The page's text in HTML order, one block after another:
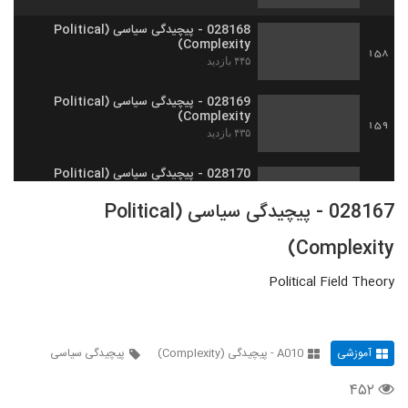
158
028168 - پیچیدگی سیاسی (Political
Complexity)
۴۴۵ بازدید
159
028169 - پیچیدگی سیاسی (Political
Complexity)
۴۳۵ بازدید
028170 - پیچیدگی سیاسی (Political
162
۴۸۷ بازدید
028167 - پیچیدگی سیاسی (Political
Complexity)
Political Field Theory
آموزشی A010 - پیچیدگی (Complexity) پیچیدگی سیاسی
۴۵۲